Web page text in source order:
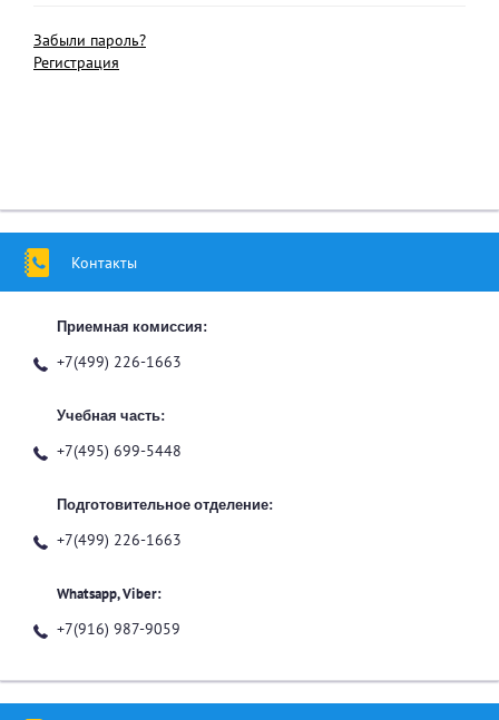
Забыли пароль?
Регистрация
Контакты
Приемная комиссия:
+7(499) 226-1663
Учебная часть:
+7(495) 699-5448
Подготовительное отделение:
+7(499) 226-1663
Whatsapp, Viber:
+7(916) 987-9059